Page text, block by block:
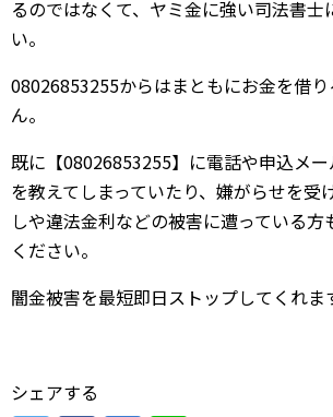
るのではなくて、ヤミ金に強い司法書士
い。
08026853255からはまともにお金を借
ん。
既に【08026853255】に電話や申込メ
を教えてしまっていたり、嫌がらせを受
しや違法金利などの被害に遭っている方
ください。
闇金被害を最短即日ストップしてくれま
シェアする